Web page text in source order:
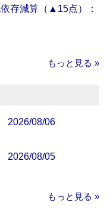
存減算（▲15点）：
もっと見る »
2026/08/06
2026/08/05
もっと見る »